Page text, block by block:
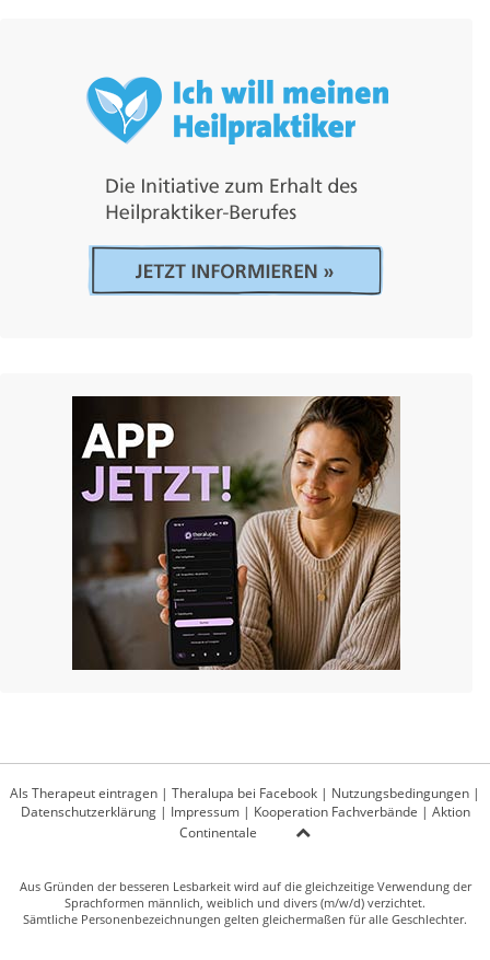
Als Therapeut eintragen | Theralupa bei Facebook | Nutzungsbedingungen |
Datenschutzerklärung| Impressum| Kooperation Fachverbände | Aktion
Continentale
Aus Gründen der besseren Lesbarkeit wird auf die gleichzeitige Verwendung der
Sprachformen männlich, weiblich und divers (m/w/d) verzichtet.
Sämtliche Personenbezeichnungen gelten gleichermaßen für alle Geschlechter.